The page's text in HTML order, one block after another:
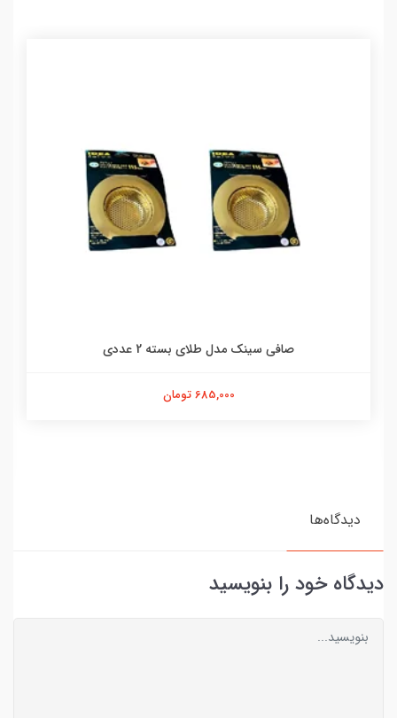
صافی سینک مدل طلای بسته 2 عددی
685,000 تومان
دیدگاه‌ها
دیدگاه خود را بنویسید